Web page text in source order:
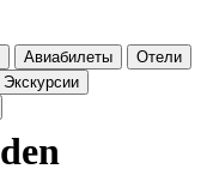
Авиабилеты
Отели
Экскурсии